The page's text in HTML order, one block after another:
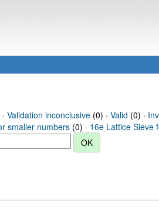
Validation inconclusive(0) · Valid (0) ·
smaller numbers (0) · 16e Lattice Sieve